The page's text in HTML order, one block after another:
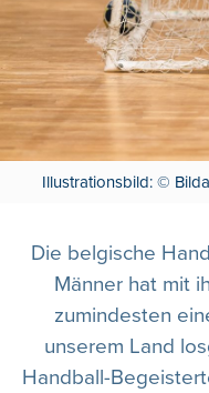
Illustrationsbild: ©
Die belgische
Männer hat mit
zumindesten
unserem Land
Handball-